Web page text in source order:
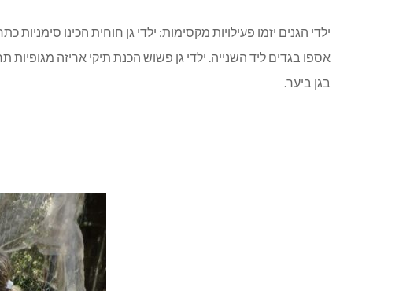
ילדי הגנים יזמו פעילויות מקסימות: ילדי גן חוחית הכינו
אספו בגדים ליד השנייה. ילדי גן פשוש הכנת תיקי אריזה מגופיות
בגן ביער.